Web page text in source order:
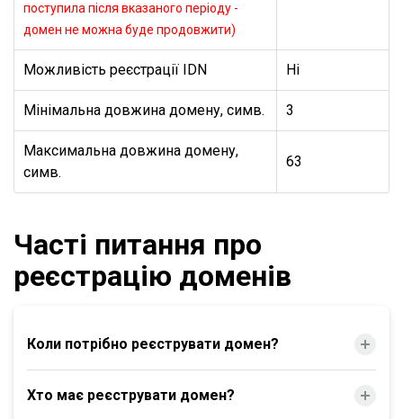
поступила після вказаного періоду -
домен не можна буде продовжити)
Можливість реєстрації IDN Ні
Мінімальна довжина домену, симв. 3
Максимальна довжина домену,
симв.
63
Часті питання про
реєстрацію доменів
Коли потрібно реєструвати домен?
Хто має реєструвати домен?